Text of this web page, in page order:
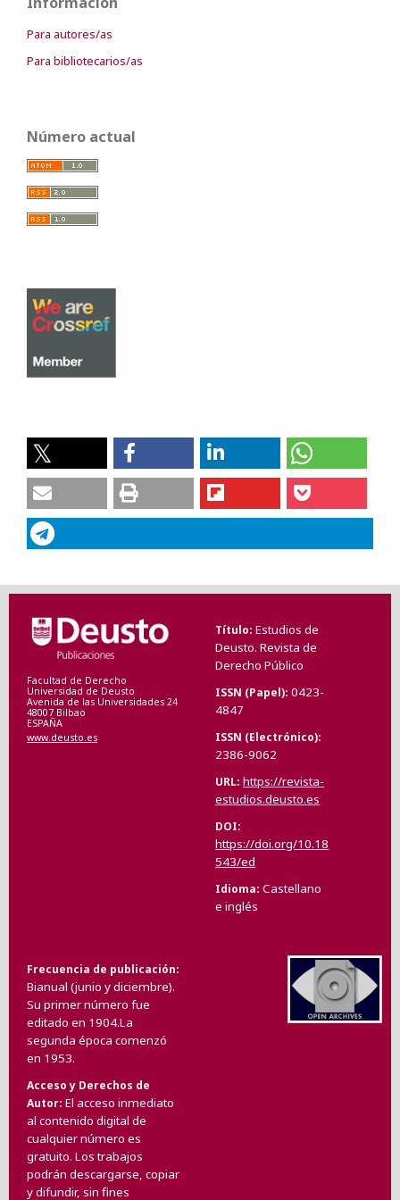
Para autores/as
Para bibliotecarios/as
Número actual
Facultad de Derecho
Universidad de Deusto
Avenida de las Universidades 24
48007 Bilbao
ESPAÑA
www.deusto.es
Título Estudios de
Deusto. Revista de
Derecho Público
ISSN (Papel) 0423-
4847
ISSN (Electrónico)
2386-9062
URL https://revista-
estudios.deusto.es
DOI
https://doi.org/10.18
543/ed
Idioma Castellano
e inglés
Frecuencia de publicación
Bianual (junio y diciembre).
Su primer número fue
editado en 1904.La
segunda época comenzó
en 1953.
Acceso y Derechos de
Autor El acceso inmediato
al contenido digital de
cualquier número es
gratuito. Los trabajos
podrán descargarse, copiar
y difundir, sin fines